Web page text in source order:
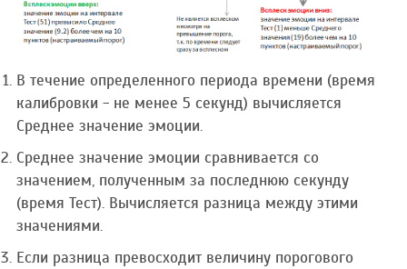
В течение определенного периода времени (время
калибровки - не менее 5 секунд) вычисляется
Среднее значение эмоции.
Среднее значение эмоции сравнивается со
значением, полученным за последнюю секунду
(время Тест). Вычисляется разница между этими
значениями.
Если разница превосходит величину порогового